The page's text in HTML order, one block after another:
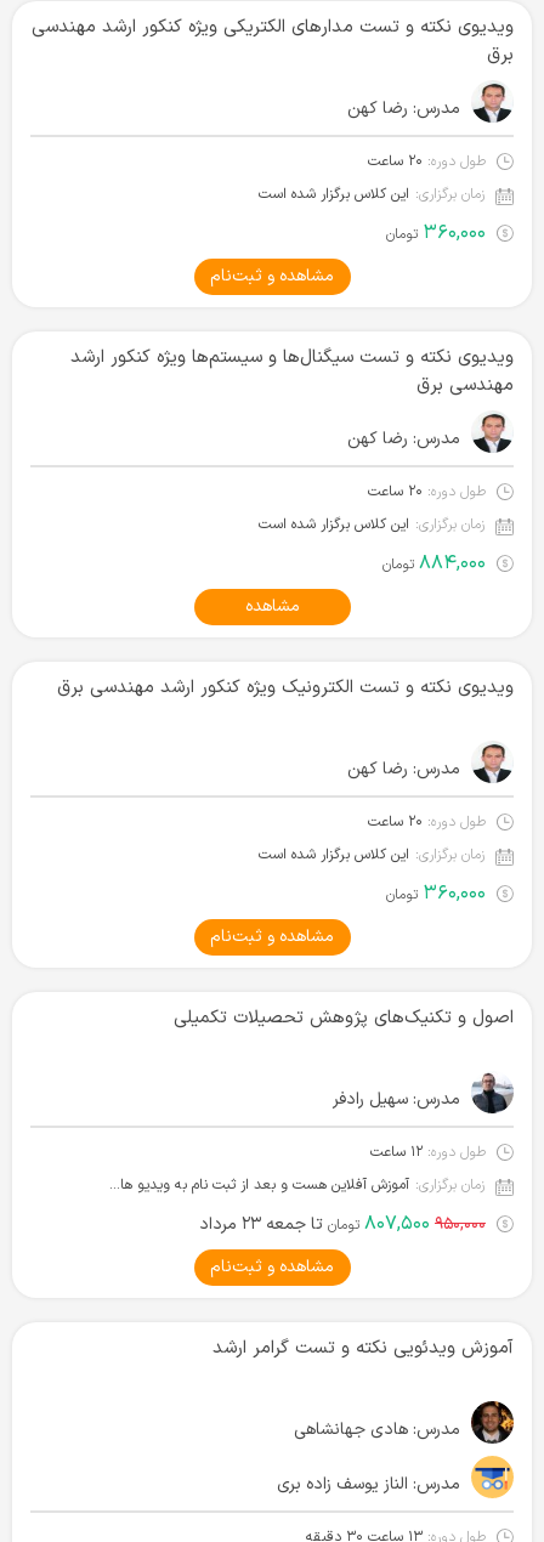
ویدیوی نکته و تست مدارهای الکتریکی ویژه کنکور ارشد مهندسی
برق
مدرس: رضا کهن
طول دوره: ۲۰ ساعت
زمان برگزاری: این کلاس برگزار شده است
۳۶۰,۰۰۰ تومان
مشاهده و ثبت‌نام
ویدیوی نکته و تست سیگنال‌ها و سیستم‌ها ویژه کنکور ارشد
مهندسی برق
مدرس: رضا کهن
طول دوره: ۲۰ ساعت
زمان برگزاری: این کلاس برگزار شده است
۸۸۴,۰۰۰ تومان
مشاهده
ویدیوی نکته و تست الکترونیک ویژه کنکور ارشد مهندسی برق
مدرس: رضا کهن
طول دوره: ۲۰ ساعت
زمان برگزاری: این کلاس برگزار شده است
۳۶۰,۰۰۰ تومان
مشاهده و ثبت‌نام
اصول و تکنیک‌های پژوهش تحصیلات تکمیلی
مدرس: سهیل رادفر
طول دوره: ۱۲ ساعت
زمان برگزاری:
آموزش آفلاین هست و بعد از ثبت نام به ویدیو ها دسترسی دارید.
۹۵۰,۰۰۰ ۸۰۷,۵۰۰ تومان تا جمعه ۲۳ مرداد
مشاهده و ثبت‌نام
آموزش ویدئویی نکته و تست گرامر ارشد
مدرس: هادی جهانشاهی
مدرس: الناز یوسف زاده بری
طول دوره: ۱۳ ساعت ۳۰ دقیقه